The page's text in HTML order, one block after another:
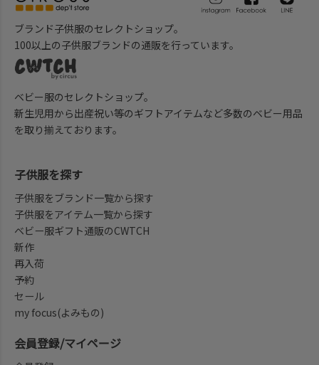
ブランド子供服のセレクトショップ。
100以上の子供服ブランドの通販を行っています。
ベビー服のセレクトショップ。
新生児用から出産祝い等のギフトアイテムなど多数のベビー用品
を取り揃えております。
子供服を探す
子供服をブランド一覧から探す
子供服をアイテム一覧から探す
ベビー服ギフト通販のCWTCH
新作
再入荷
予約
セール
my focus(よみもの)
会員登録/マイページ